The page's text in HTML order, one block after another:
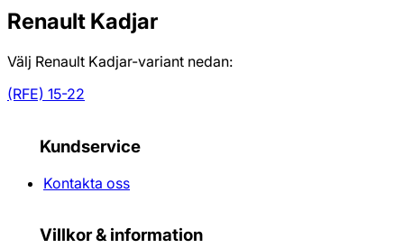
Renault Kadjar
Välj Renault Kadjar-variant nedan:
(RFE) 15-22
Kundservice
Kontakta oss
Villkor & information